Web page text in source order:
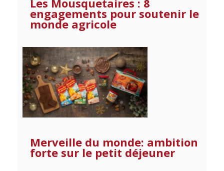
engagements pour soutenir le
monde agricole
Merveille du monde: ambition
forte sur le petit déjeuner